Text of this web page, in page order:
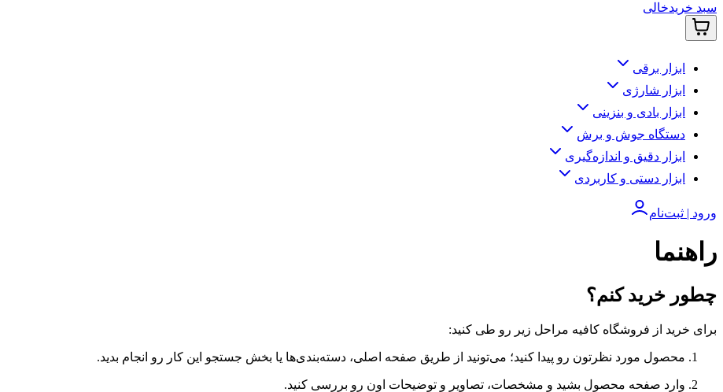
سبد خریدخالی
ابزار برقی
ابزار شارژی
ابزار بادی و بنزینی
دستگاه جوش و برش
ابزار دقیق و اندازه‌گیری
ابزار دستی و کاربردی
ورود | ثبت‌نام
راهنما
چطور خرید کنم؟
برای خرید از فروشگاه کافیه مراحل زیر رو طی کنید:
محصول مورد نظرتون رو پیدا کنید؛ می‌تونید از طریق صفحه اصلی، دسته‌بندی‌ها یا بخش جستجو این کار رو انجام بدید.
وارد صفحه محصول بشید و مشخصات، تصاویر و توضیحات اون رو بررسی کنید.